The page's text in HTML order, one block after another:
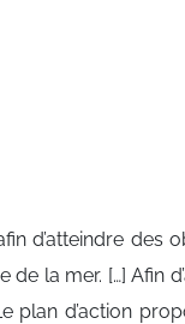
d’atteindre des
la mer. […] Afin
plan d’action